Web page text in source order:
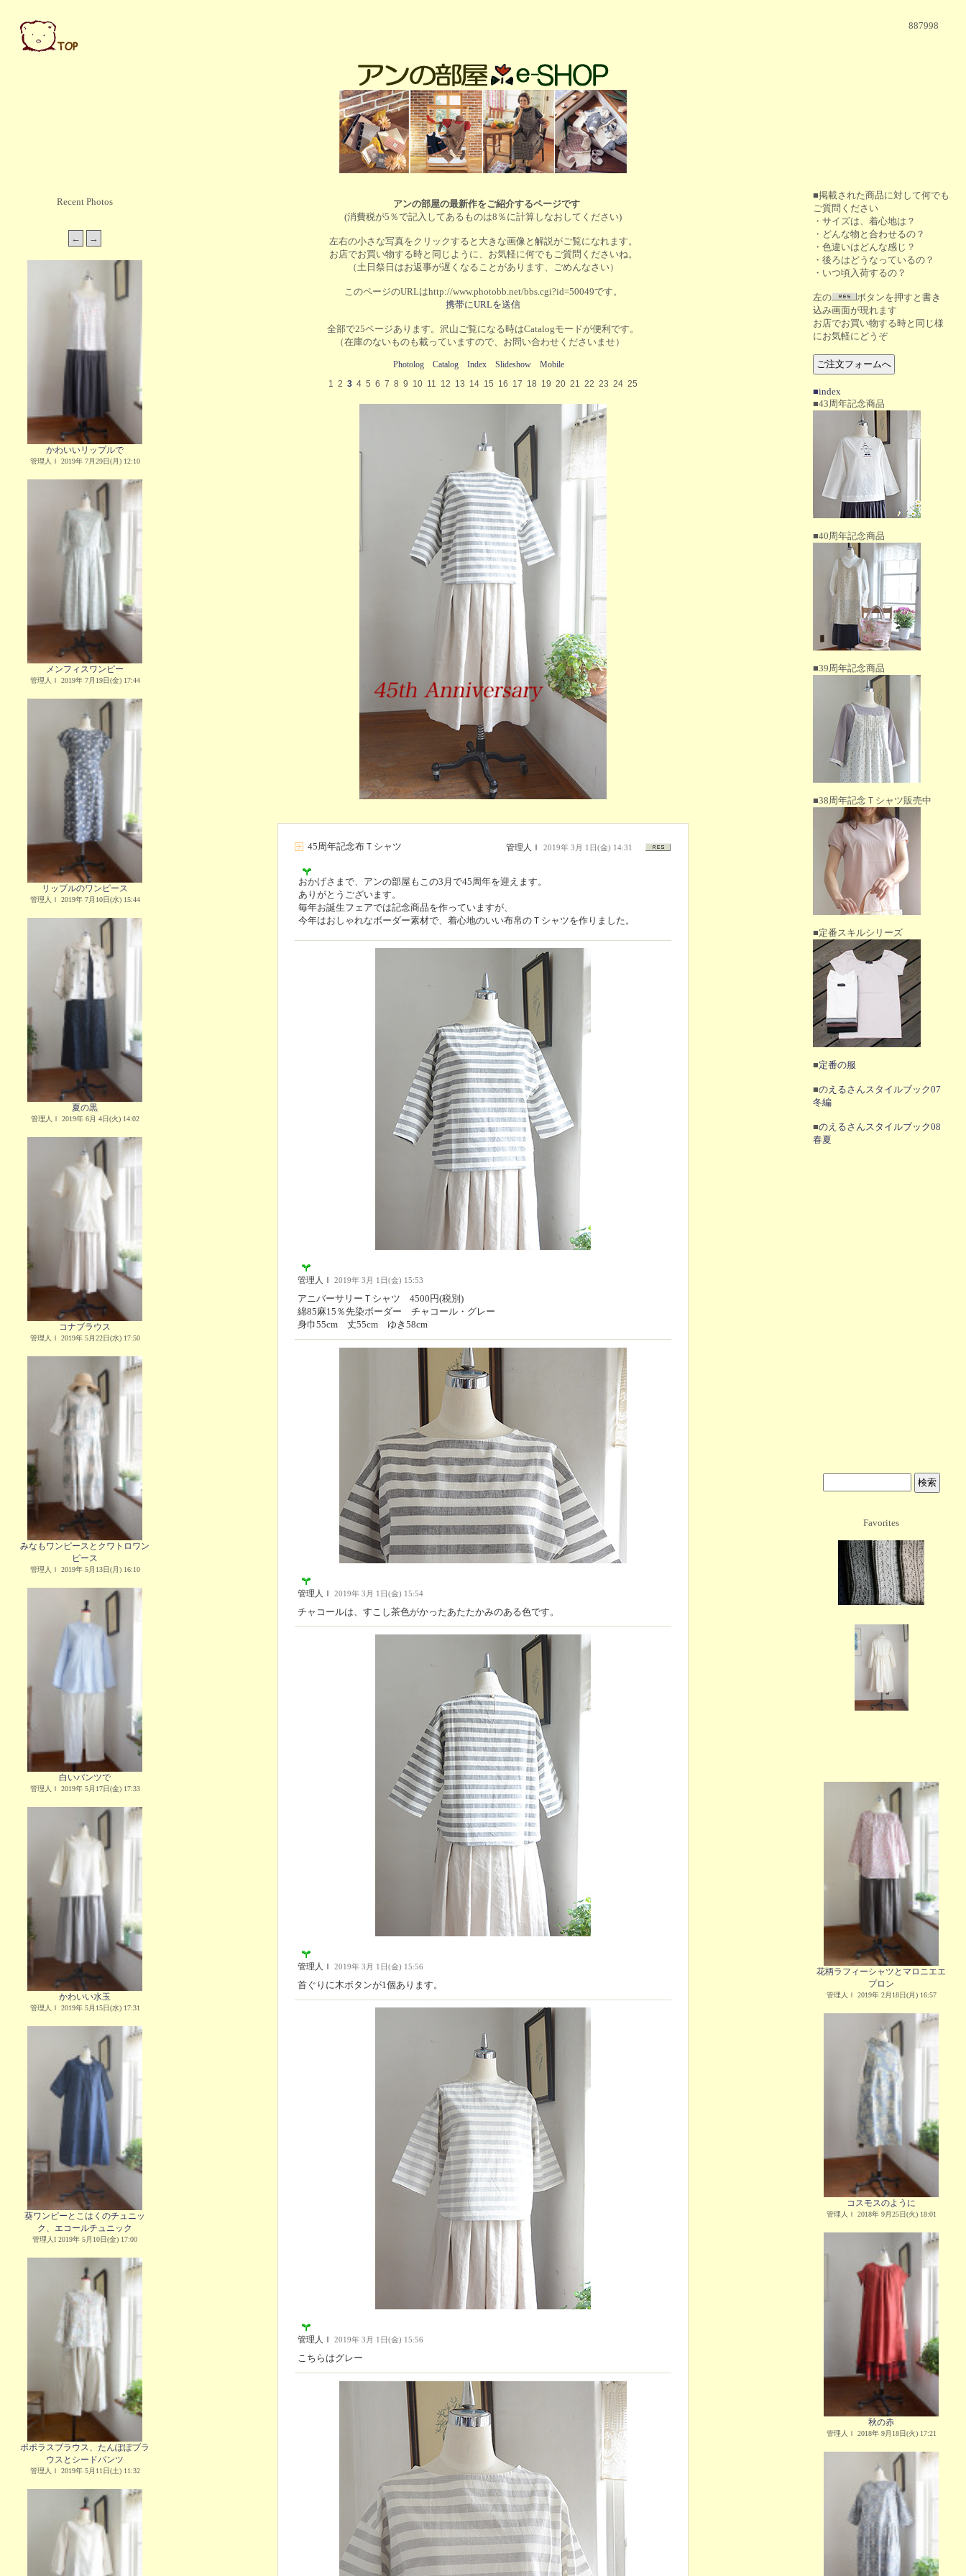
887998
Recent Photos
かわいいリップルで
管理人Ｉ 2019年 7月29日(月) 12:10
メンフィスワンピー
管理人Ｉ 2019年 7月19日(金) 17:44
リップルのワンピース
管理人Ｉ 2019年 7月10日(水) 15:44
夏の黒
管理人Ｉ 2019年 6月 4日(火) 14:02
コナブラウス
管理人Ｉ 2019年 5月22日(水) 17:50
みなもワンピースとクワトロワン
ピース
管理人Ｉ 2019年 5月13日(月) 16:10
白いパンツで
管理人Ｉ 2019年 5月17日(金) 17:33
かわいい水玉
管理人Ｉ 2019年 5月15日(水) 17:31
葵ワンピーとこはくのチュニッ
ク、エコールチュニック
管理人I 2019年 5月10日(金) 17:00
ポポラスブラウス、たんぽぽブラ
ウスとシードパンツ
管理人Ｉ 2019年 5月11日(土) 11:32
アンの部屋の最新作をご紹介するページです
(消費税が5％で記入してあるものは8％に計算しなおしてください)
左右の小さな写真をクリックすると大きな画像と解説がご覧になれます。
お店でお買い物する時と同じように、お気軽に何でもご質問くださいね。
（土日祭日はお返事が遅くなることがあります、ごめんなさい）
このページのURLはhttp://www.photobb.net/bbs.cgi?id=50049です。
携帯にURLを送信
全部で25ページあります。沢山ご覧になる時はCatalogモードが便利です。
（在庫のないものも載っていますので、お問い合わせくださいませ）
Photolog Catalog Index Slideshow
Mobile
1 2 3 4 5 6 7 8 9 10 11 12 13 14 15 16 17 18 19 20 21 22 23 24 25
45周年記念布Ｔシャツ 管理人Ｉ 2019年 3月 1日(金) 14:31
おかげさまで、アンの部屋もこの3月で45周年を迎えます。
ありがとうございます。
毎年お誕生フェアでは記念商品を作っていますが、
今年はおしゃれなボーダー素材で、着心地のいい布帛のＴシャツを作りました。
管理人Ｉ 2019年 3月 1日(金) 15:53
アニバーサリーＴシャツ 4500円(税別)
綿85麻15％先染ボーダー チャコール・グレー
身巾55cm 丈55cm ゆき58cm
管理人Ｉ 2019年 3月 1日(金) 15:54
チャコールは、すこし茶色がかったあたたかみのある色です。
管理人Ｉ 2019年 3月 1日(金) 15:56
首ぐりに木ボタンが1個あります。
管理人Ｉ 2019年 3月 1日(金) 15:56
こちらはグレー
■掲載された商品に対して何でも
ご質問ください
・サイズは、着心地は？
・どんな物と合わせるの？
・色違いはどんな感じ？
・後ろはどうなっているの？
・いつ頃入荷するの？
左の
ボタンを押すと書き
込み画面が現れます
お店でお買い物する時と同じ様
にお気軽にどうぞ
■index
■43周年記念商品
■40周年記念商品
■39周年記念商品
■38周年記念Ｔシャツ販売中
■定番スキルシリーズ
■定番の服
■のえるさんスタイルブック07
冬編
■のえるさんスタイルブック08
春夏
Favorites
花柄ラフィーシャツとマロニエエ
プロン
管理人Ｉ 2019年 2月18日(月) 16:57
コスモスのように
管理人Ｉ 2018年 9月25日(火) 18:01
秋の赤
管理人Ｉ 2018年 9月18日(火) 17:21